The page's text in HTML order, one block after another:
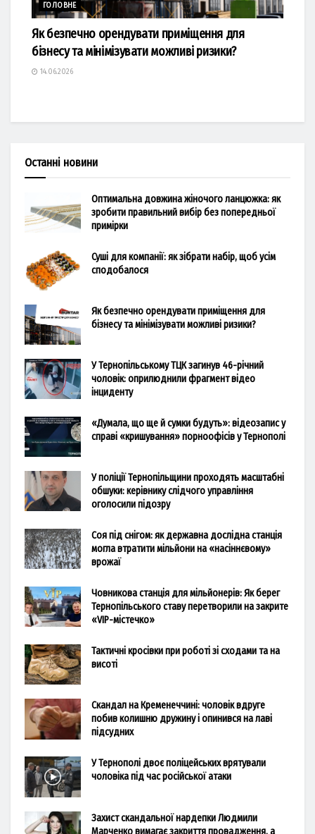
ГОЛОВНЕ
Як безпечно орендувати приміщення для
бізнесу та мінімізувати можливі ризики?
14.06.2026
Останні новини
Оптимальна довжина жіночого ланцюжка: як
зробити правильний вибір без попередньої
примірки
Суші для компанії: як зібрати набір, щоб усім
сподобалося
Як безпечно орендувати приміщення для
бізнесу та мінімізувати можливі ризики?
У Тернопільському ТЦК загинув 46-річний
чоловік: оприлюднили фрагмент відео
інциденту
«Думала, що ще й сумки будуть»: відеозапис у
справі «кришування» порноофісів у Тернополі
У поліції Тернопільщини проходять масштабні
обшуки: керівнику слідчого управління
оголосили підозру
Соя під снігом: як державна дослідна станція
могла втратити мільйони на «насіннєвому»
врожаї
Човникова станція для мільйонерів: Як берег
Тернопільського ставу перетворили на закрите
«VIP-містечко»
Тактичні кросівки при роботі зі сходами та на
висоті
Скандал на Кременеччині: чоловік вдруге
побив колишню дружину і опинився на лаві
підсудних
У Тернополі двоє поліцейських врятували
чоловіка під час російської атаки
Захист скандальної нардепки Людмили
Марченко вимагає закриття провадження, а